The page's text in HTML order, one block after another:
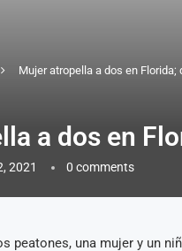
Mujer atropella a dos en
a dos en
2021 0 comments
peatones, una mujer y un